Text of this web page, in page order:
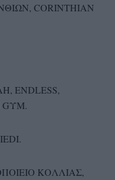
CORINTHIAN
ENDLESS,
ΚΟΛΛΙΑΣ,